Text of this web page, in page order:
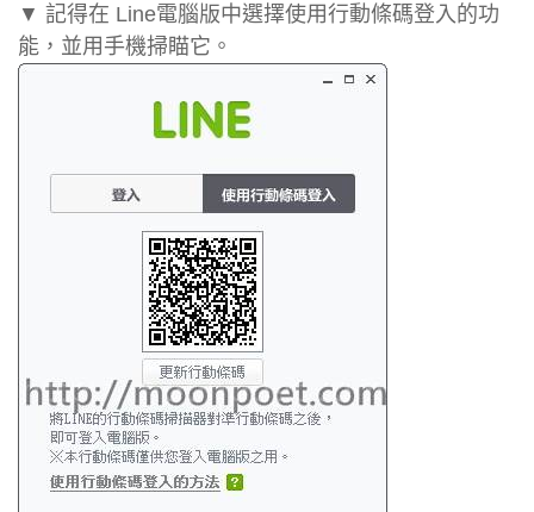
▼ 記得在 Line電腦版中選擇使用行動條碼登入的功
能，並用手機掃瞄它。